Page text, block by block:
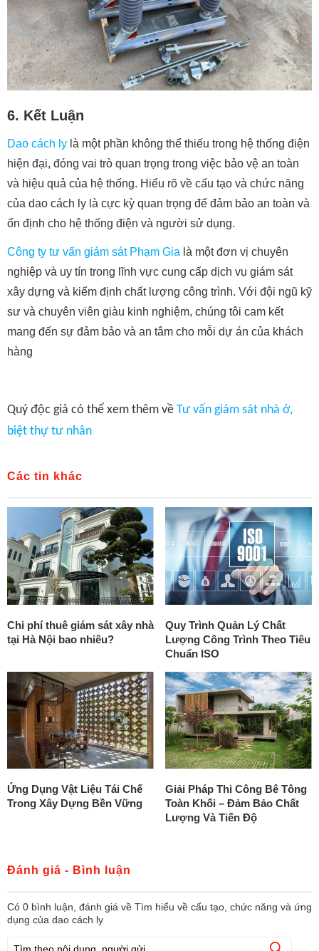
6. Kết Luận
Dao cách ly là một phần không thể thiếu trong hệ thống điện
hiện đại, đóng vai trò quan trọng trong việc bảo vệ an toàn
và hiệu quả của hệ thống. Hiểu rõ về cấu tạo và chức năng
của dao cách ly là cực kỳ quan trọng để đảm bảo an toàn và
ổn định cho hệ thống điện và người sử dụng.
Công ty tư vấn giám sát Phạm Gia là một đơn vị chuyên
nghiệp và uy tín trong lĩnh vực cung cấp dịch vụ giám sát
xây dựng và kiểm định chất lượng công trình. Với đội ngũ kỹ
sư và chuyên viên giàu kinh nghiệm, chúng tôi cam kết
mang đến sự đảm bảo và an tâm cho mỗi dự án của khách
hàng
Quý độc giả có thể xem thêm về Tư vấn giám sát nhà ở,
biệt thự tư nhân
Các tin khác
Chi phí thuê giám sát xây nhà
tại Hà Nội bao nhiêu?
Quy Trình Quản Lý Chất
Lượng Công Trình Theo Tiêu
Chuẩn ISO
Ứng Dụng Vật Liệu Tái Chế
Trong Xây Dựng Bền Vững
Giải Pháp Thi Công Bê Tông
Toàn Khối – Đảm Bảo Chất
Lượng Và Tiến Độ
Đánh giá - Bình luận
Có 0 bình luận, đánh giá về Tìm hiểu về cấu tạo, chức năng và ứng
dụng của dao cách ly